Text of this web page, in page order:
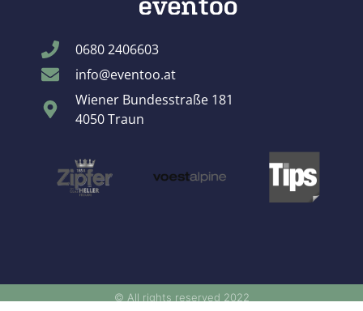
0680 2406603
info@eventoo.at
Wiener Bundesstraße 181
4050 Traun
© All rights reserved 2022